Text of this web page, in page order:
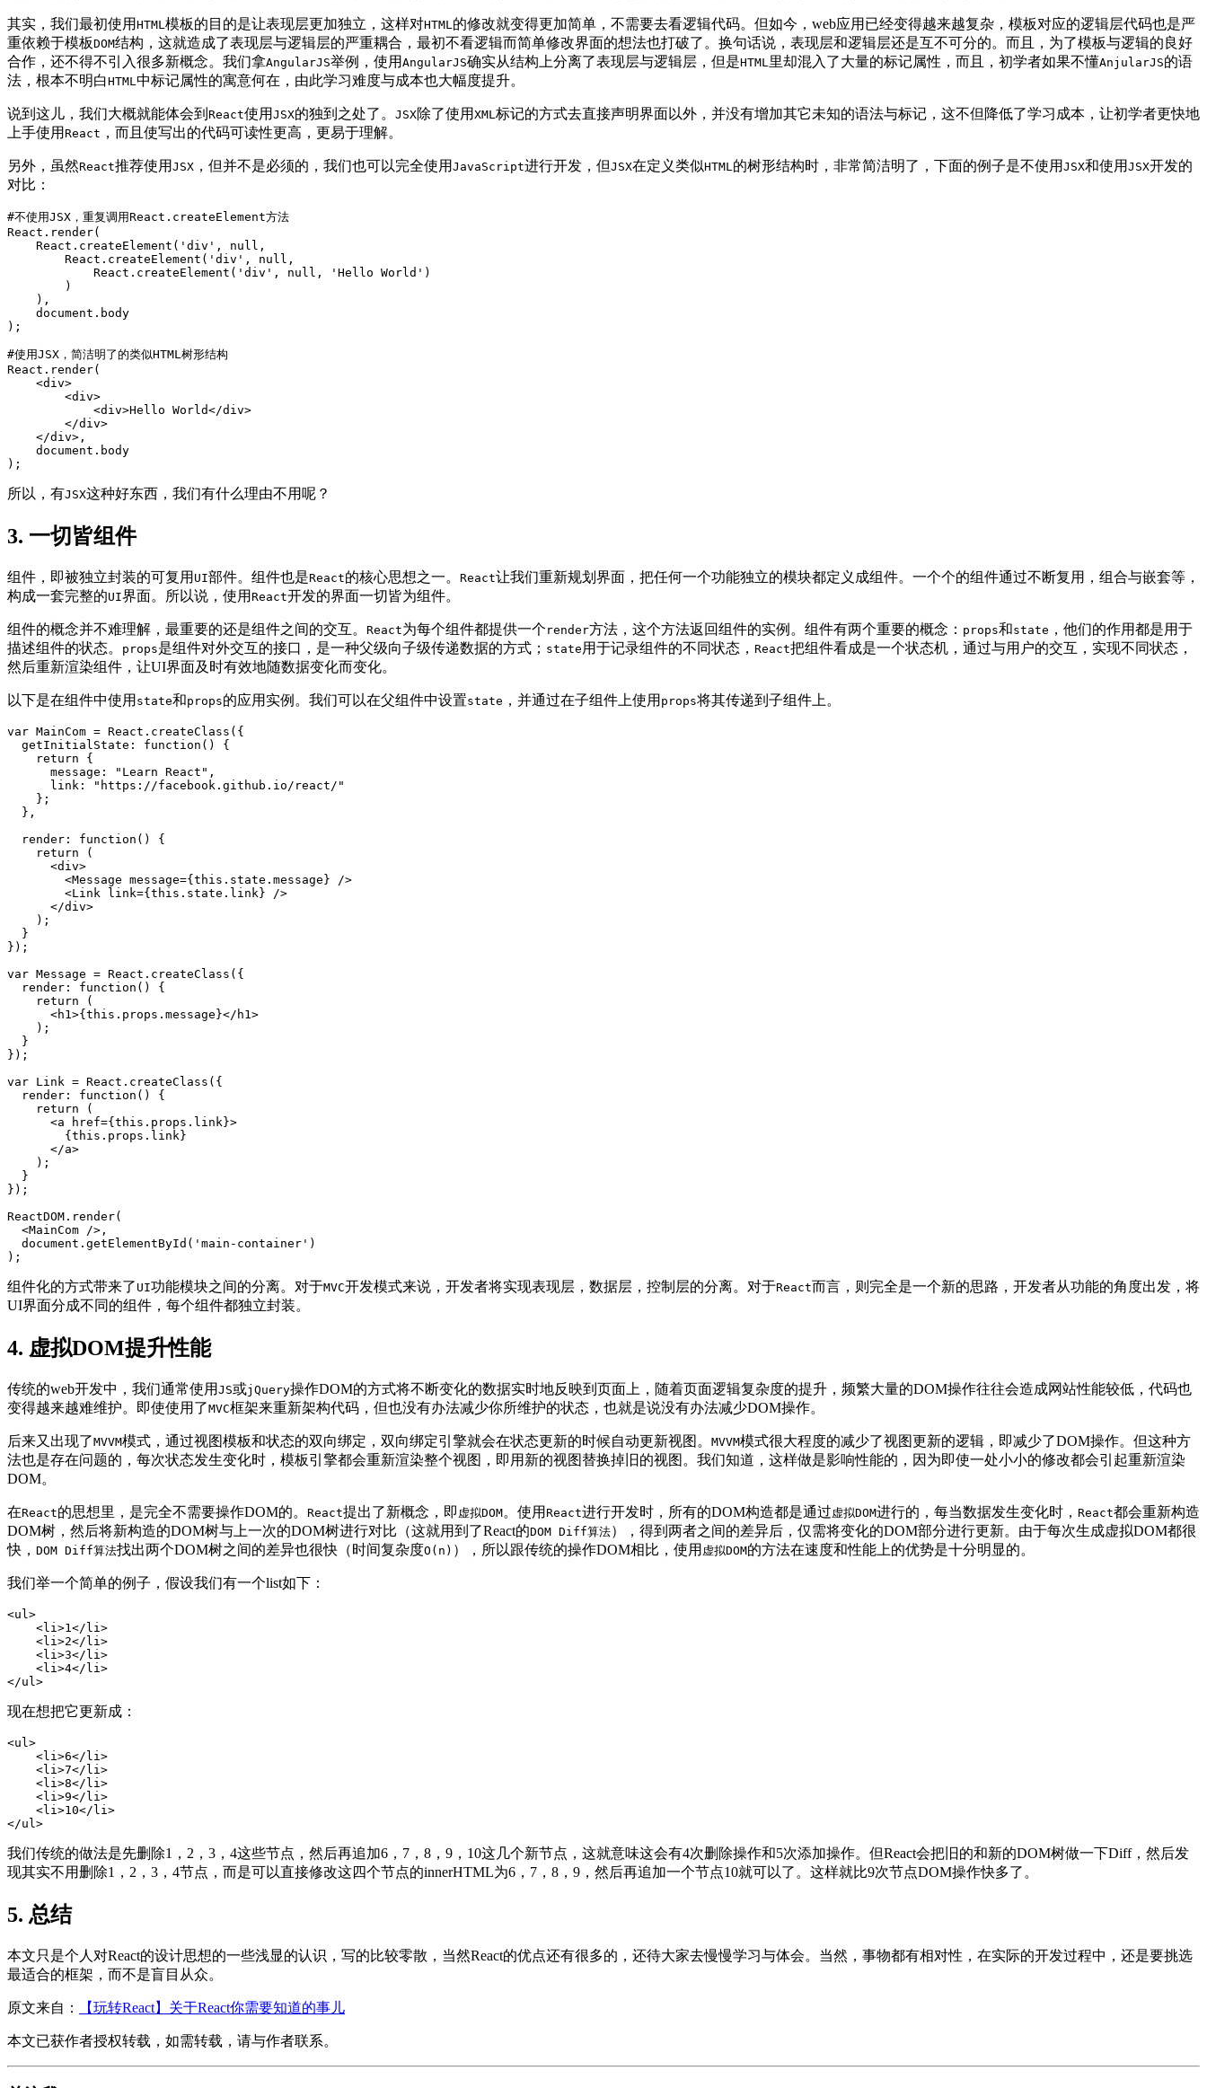
其实，我们最初使用 HTML模板的目的是让表现层更加独立，这样对HTML的修改就变得更加简单，不需要去看逻辑代码。但如今，web应用已经变得越来越复杂，模板对应的逻辑层代码也是严
重依赖于模板DOM结构，这就造成了表现层与逻辑层的严重耦合，最初不看逻辑而简单修改界面的想法也打破了。换句话说，表现层和逻辑层还是互不可分的。而且，为了模板与逻辑的良好
合作，还不得不引入很多新概念。我们拿AngularJS举例，使用 AngularJS确实从结构上分离了表现层与逻辑层，但是HTML里却混入了大量的标记属性，而且，初学者如果不懂AnjularJS的语
法，根本不明白HTML中标记属性的寓意何在，由此学习难度与成本也大幅度提升。
说到这儿，我们大概就能体会到 React使用 JSX的独到之处了。 JSX除了使用 XML标记的方式去直接声明界面以外，并没有增加其它未知的语法与标记，这不但降低了学习成本，让初学者更快地
上手使用 React ，而且使写出的代码可读性更高，更易于理解。
另外，虽然React推荐使用 JSX ，但并不是必须的，我们也可以完全使用 JavaScript进行开发，但JSX在定义类似HTML的树形结构时，非常简洁明了，下面的例子是不使用 JSX和使用 JSX开发的
对比：
#不使用JSX，重复调用React.createElement方法
React.render(
    React.createElement('div', null,
        React.createElement('div', null,
            React.createElement('div', null, 'Hello World')
        )
    ),
    document.body
);
#使用JSX，简洁明了的类似HTML树形结构
React.render(
    <div>
        <div>
            <div>Hello World</div>
        </div>
    </div>,
    document.body
);
所以，有JSX这种好东西，我们有什么理由不用呢？
3. 一切皆组件
组件，即被独立封装的可复用 UI部件。组件也是React的核心思想之一。 React让我们重新规划界面，把任何一个功能独立的模块都定义成组件。一个个的组件通过不断复用，组合与嵌套等，
构成一套完整的UI界面。所以说，使用 React开发的界面一切皆为组件。
组件的概念并不难理解，最重要的还是组件之间的交互。 React为每个组件都提供一个 render方法，这个方法返回组件的实例。组件有两个重要的概念： props和state ，他们的作用都是用于
描述组件的状态。
props是组件对外交互的接口，是一种父级向子级传递数据的方式； state 用于记录组件的不同状态， React把组件看成是一个状态机，通过与用户的交互，实现不同状态，
然后重新渲染组件，让UI界面及时有效地随数据变化而变化。
以下是在组件中使用 state和props的应用实例。我们可以在父组件中设置state ，并通过在子组件上使用 props将其传递到子组件上。
var MainCom = React.createClass({
  getInitialState: function() {
    return {
      message: "Learn React",
      link: "https://facebook.github.io/react/"
    };
  },
  render: function() {
    return (
      <div>
        <Message message={this.state.message} />
        <Link link={this.state.link} />
      </div>
    );
  }
});
var Message = React.createClass({
  render: function() {
    return (
      <h1>{this.props.message}</h1>
    );
  }
});
var Link = React.createClass({
  render: function() {
    return (
      <a href={this.props.link}>
        {this.props.link}
      </a>
    );
  }
});
ReactDOM.render(
  <MainCom />,
  document.getElementById('main-container')
);
组件化的方式带来了 UI功能模块之间的分离。对于MVC开发模式来说，开发者将实现表现层，数据层，控制层的分离。对于React而言，则完全是一个新的思路，开发者从功能的角度出发，将
UI界面分成不同的组件，每个组件都独立封装。
4. 虚拟DOM提升性能
传统的web开发中，我们通常使用 JS或jQuery操作DOM的方式将不断变化的数据实时地反映到页面上，随着页面逻辑复杂度的提升，频繁大量的DOM操作往往会造成网站性能较低，代码也
变得越来越难维护。即使使用了MVC框架来重新架构代码，但也没有办法减少你所维护的状态，也就是说没有办法减少DOM操作。
后来又出现了MVVM模式，通过视图模板和状态的双向绑定，双向绑定引擎就会在状态更新的时候自动更新视图。 MVVM模式很大程度的减少了视图更新的逻辑，即减少了DOM操作。但这种方
法也是存在问题的，每次状态发生变化时，模板引擎都会重新渲染整个视图，即用新的视图替换掉旧的视图。我们知道，这样做是影响性能的，因为即使一处小小的修改都会引起重新渲染
DOM。
在React的思想里，是完全不需要操作DOM的。 React提出了新概念，即 虚拟DOM。使用 React进行开发时，所有的DOM构造都是通过虚拟DOM进行的，每当数据发生变化时， React都会重新构造
DOM树，然后将新构造的DOM树与上一次的DOM树进行对比（这就用到了React的DOM Diff算法），得到两者之间的差异后，仅需将变化的DOM部分进行更新。由于每次生成虚拟DOM都很
快， DOM Diff算法找出两个DOM树之间的差异也很快（时间复杂度O(n) ），所以跟传统的操作DOM相比，使用 虚拟DOM的方法在速度和性能上的优势是十分明显的。
我们举一个简单的例子，假设我们有一个list如下：
<ul>
    <li>1</li>
    <li>2</li>
    <li>3</li>
    <li>4</li>
</ul>
现在想把它更新成：
<ul>
    <li>6</li>
    <li>7</li>
    <li>8</li>
    <li>9</li>
    <li>10</li>
</ul>
我们传统的做法是先删除1，2，3，4这些节点，然后再追加6，7，8，9，10这几个新节点，这就意味这会有4次删除操作和5次添加操作。但React会把旧的和新的DOM树做一下Diff，然后发
现其实不用删除1，2，3，4节点，而是可以直接修改这四个节点的innerHTML为6，7，8，9，然后再追加一个节点10就可以了。这样就比9次节点DOM操作快多了。
5. 总结
本文只是个人对React的设计思想的一些浅显的认识，写的比较零散，当然React的优点还有很多的，还待大家去慢慢学习与体会。当然，事物都有相对性，在实际的开发过程中，还是要挑选
最适合的框架，而不是盲目从众。
原文来自： 【玩转React】关于React你需要知道的事儿
本文已获作者授权转载，如需转载，请与作者联系。